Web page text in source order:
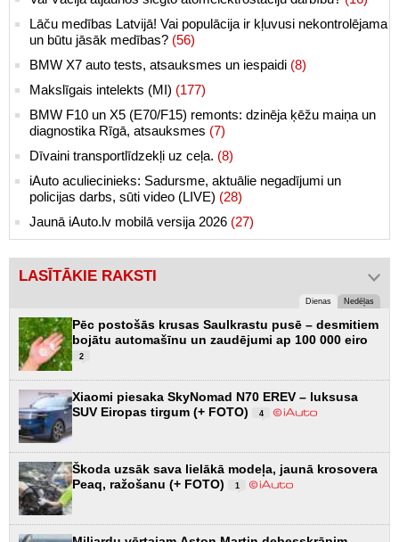
Lāču medības Latvijā! Vai populācija ir kļuvusi nekontrolējama
un būtu jāsāk medības? (56)
BMW X7 auto tests, atsauksmes un iespaidi (8)
Makslīgais intelekts (MI) (177)
BMW F10 un X5 (E70/F15) remonts: dzinēja ķēžu maiņa un
diagnostika Rīgā, atsauksmes (7)
Dīvaini transportlīdzekļi uz ceļa. (8)
iAuto aculiecinieks: Sadursme, aktuālie negadījumi un
policijas darbs, sūti video (LIVE) (28)
Jaunā iAuto.lv mobilā versija 2026 (27)
LASĪTĀKIE RAKSTI
Dienas Nedēļas
Pēc postošās krusas Saulkrastu pusē – desmitiem
bojātu automašīnu un zaudējumi ap 100 000 eiro
2
Xiaomi piesaka SkyNomad N70 EREV – luksusa
SUV Eiropas tirgum (+ FOTO)
4
Škoda uzsāk sava lielākā modeļa, jaunā krosovera
Peaq, ražošanu (+ FOTO)
1